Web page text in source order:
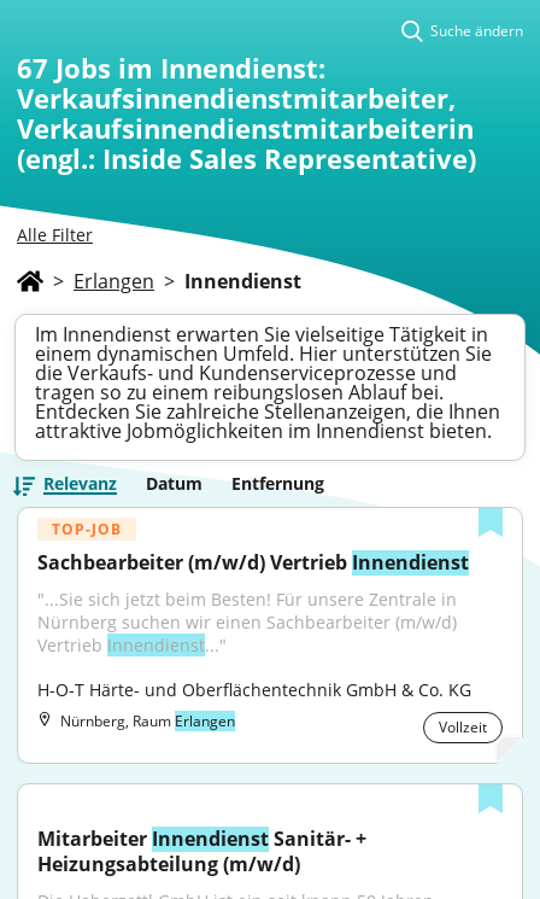
Alle Filter
Suche ändern
67 Jobs im Innendienst:
Verkaufsinnendienstmitarbeiter,
Verkaufsinnendienstmitarbeiterin
(engl.: Inside Sales Representative)
> Erlangen > Innendienst
Im Innendienst erwarten Sie vielseitige Tätigkeit in
einem dynamischen Umfeld. Hier unterstützen Sie
die Verkaufs- und Kundenserviceprozesse und
tragen so zu einem reibungslosen Ablauf bei.
Entdecken Sie zahlreiche Stellenanzeigen, die Ihnen
attraktive Jobmöglichkeiten im Innendienst bieten.
Relevanz Datum Entfernung
TOP-JOB
Sachbearbeiter (m/w/d) Vertrieb Innendienst
"...Sie sich jetzt beim Besten! Für unsere Zentrale in
Nürnberg suchen wir einen Sachbearbeiter (m/w/d)
Vertrieb Innendienst..."
H-O-T Härte- und Oberflächentechnik GmbH & Co. KG
Nürnberg, Raum Erlangen Vollzeit
Mitarbeiter Innendienst Sanitär- +
Heizungsabteilung (m/w/d)